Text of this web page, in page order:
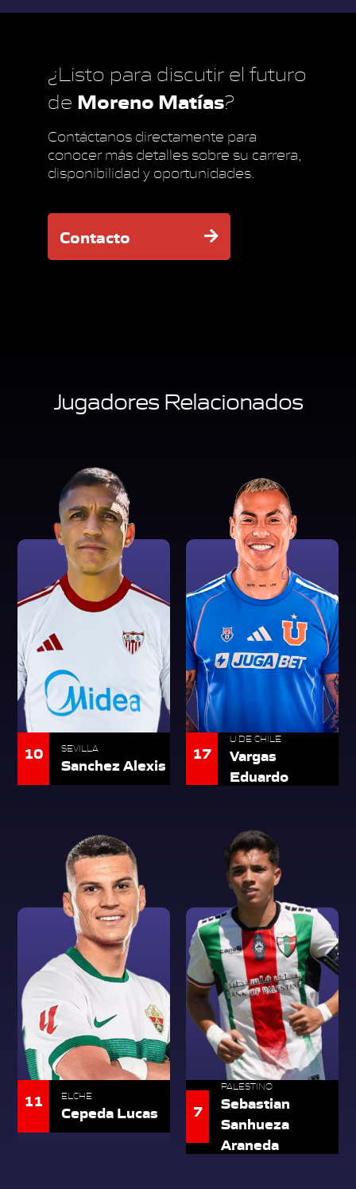
¿Listo para discutir el futuro
de Moreno Matías?
Contáctanos directamente para
conocer más detalles sobre su carrera,
disponibilidad y oportunidades.
Contacto
Jugadores Relacionados
10 SEVILLA
Sanchez Alexis
17
U DE CHILE
Vargas
Eduardo
11 ELCHE
Cepeda Lucas 7
PALESTINO
Sebastian
Sanhueza
Araneda